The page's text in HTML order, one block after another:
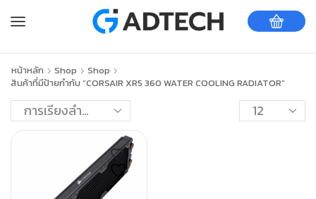
หน้าหลัก Shop
Shop
สินค้าที่มีป้ายกำกับ “CORSAIR XR5 360 WATER COOLING RADIATOR”